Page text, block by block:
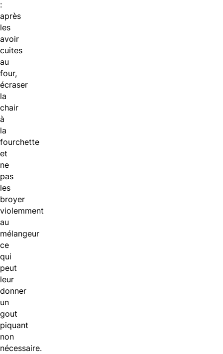
:
après
les
avoir
cuites
au
four,
écraser
la
chair
à
la
fourchette
et
ne
pas
les
broyer
violemment
au
mélangeur
ce
qui
peut
leur
donner
un
gout
piquant
non
nécessaire.